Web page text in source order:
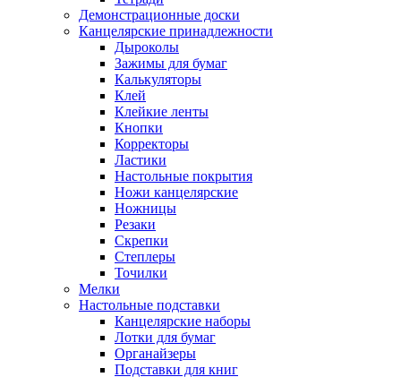
Демонстрационные доски
Канцелярские принадлежности
Дыроколы
Зажимы для бумаг
Калькуляторы
Клей
Клейкие ленты
Кнопки
Корректоры
Ластики
Настольные покрытия
Ножи канцелярские
Ножницы
Резаки
Скрепки
Степлеры
Точилки
Мелки
Настольные подставки
Канцелярские наборы
Лотки для бумаг
Органайзеры
Подставки для книг